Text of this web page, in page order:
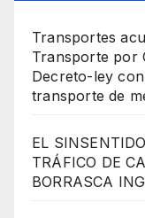
Transportes
Transporte por
Decreto-ley
transporte de
EL
TRÁFICO DE
BORRASCA